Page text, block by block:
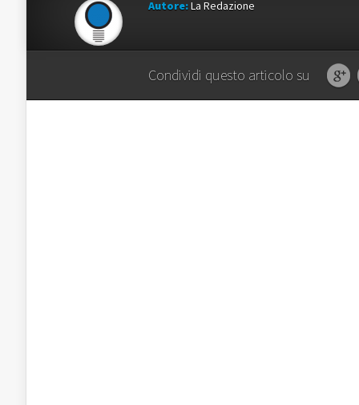
Autore:La Redazione
Condividi questo articolo su